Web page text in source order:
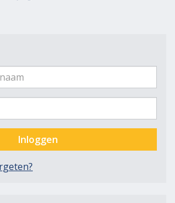
Inloggen